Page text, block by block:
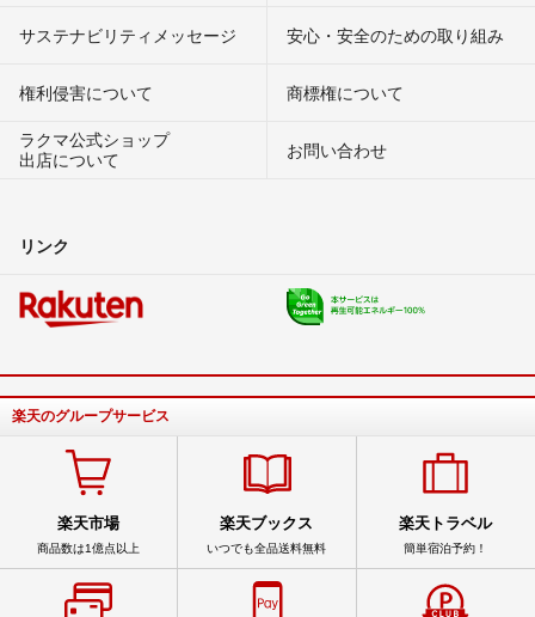
サステナビリティメッセージ 安心・安全のための取り組み
権利侵害について
商標権について
ラクマ公式ショップ
出店について
お問い合わせ
リンク
楽天のグループサービス
楽天市場
商品数は1億点以上
楽天ブックス
いつでも全品送料無料
楽天トラベル
簡単宿泊予約！